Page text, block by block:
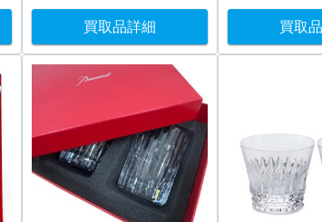
買取品詳細 買取